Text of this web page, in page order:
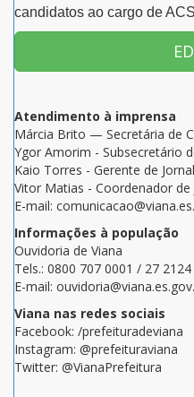
candidatos ao cargo de
Atendimento à imprensa
Márcia Brito — Secretária de
Ygor Amorim - Subsecretário
Kaio Torres - Gerente de
Vitor Matias - Coordenador de
E-mail:
Informações à população
Ouvidoria de Viana
Tels.: 0800 707 0001 / 27
E-mail:
Viana nas redes sociais
Facebook: /prefeituradeviana
Instagram: @prefeituraviana
Twitter: @VianaPrefeitura